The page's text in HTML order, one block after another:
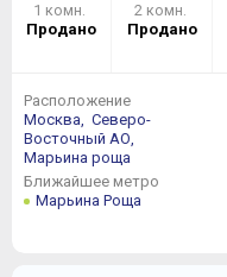
1 комн.
Продано
2 комн.
Продано
Расположение
Москва, Северо-
Восточный АО,
Марьина роща
Ближайшее метро
Марьина Роща